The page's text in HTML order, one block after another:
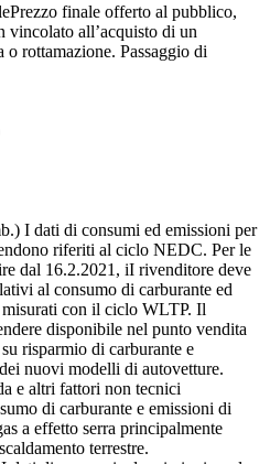
Prezzo finale offerto al pubblico,
all’acquisto di un
o rottamazione. Passaggio di
I dati di consumi ed emissioni per
riferiti al ciclo NEDC. Per le
dal 16.2.2021, iI rivenditore deve
al consumo di carburante ed
con il ciclo WLTP. Il
disponibile nel punto vendita
risparmio di carburante e
nuovi modelli di autovetture.
e altri fattori non tecnici
di carburante e emissioni di
a effetto serra principalmente
terrestre.